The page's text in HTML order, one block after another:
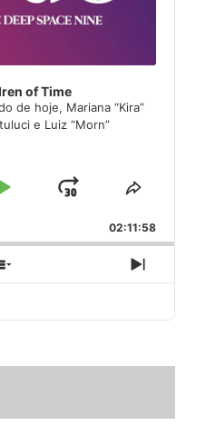
of Time
de hoje, Mariana “Kira”
e Luiz “Morn”
Play
Jump
Forward
Share
Episode
02:11:58
Show
Episodes
Next
Episode